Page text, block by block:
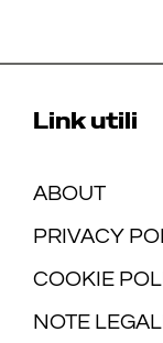
Link utili
ABOUT
PRIVACY
COOKIE
NOTE